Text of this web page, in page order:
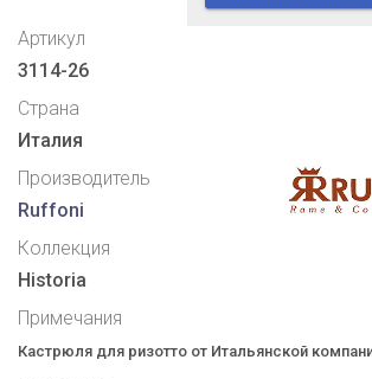
Артикул
3114-26
Страна
Италия
Производитель
Ruffoni
Коллекция
Historia
Примечания
Кастрюля для ризотто от Итальянской